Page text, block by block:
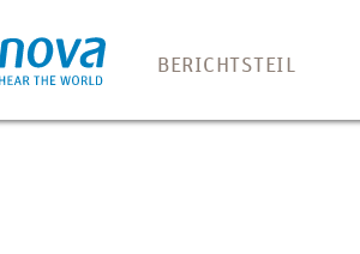
BERICHTSTEIL
Unser Produkt- und